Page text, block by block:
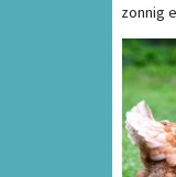
zonnig